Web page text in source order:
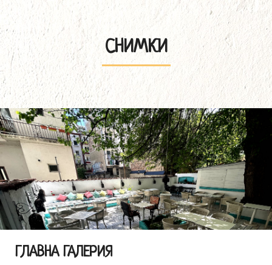
СНИМКИ
ГЛАВНА ГАЛЕРИЯ